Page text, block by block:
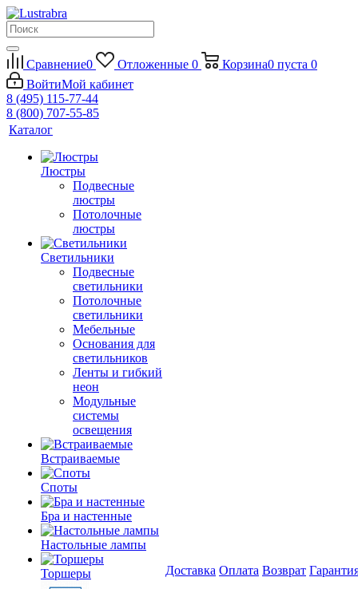
Сравнение0 Отложенные 0 Корзина0 пуста 0
ВойтиМой кабинет
8 (495) 115-77-44
8 (800) 707-55-85
Каталог
Люстры
Подвесные
люстры
Потолочные
люстры
Светильники
Подвесные
светильники
Потолочные
светильники
Мебельные
Основания для
светильников
Ленты и гибкий
неон
Модульные
системы
освещения
Встраиваемые
Споты
Бра и настенные
Настольные лампы
Торшеры Доставка Оплата Возврат